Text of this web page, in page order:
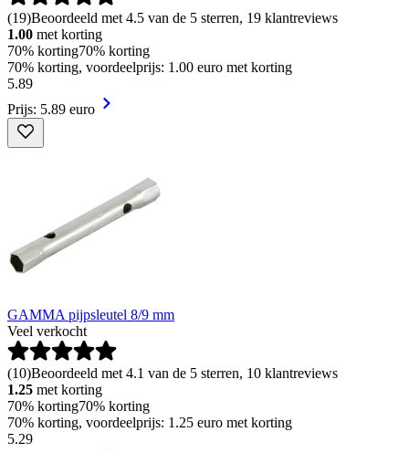
(19)Beoordeeld met 4.5 van de 5 sterren, 19 klantreviews
1.00 met korting
70% korting70% korting
70% korting, voordeelprijs: 1.00 euro met korting
5.89
Prijs: 5.89 euro
GAMMA pijpsleutel 8/9 mm
Veel verkocht
(10)Beoordeeld met 4.1 van de 5 sterren, 10 klantreviews
1.25 met korting
70% korting70% korting
70% korting, voordeelprijs: 1.25 euro met korting
5.29